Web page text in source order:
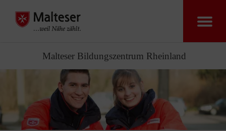
Malteser Bildungszentrum Rheinland